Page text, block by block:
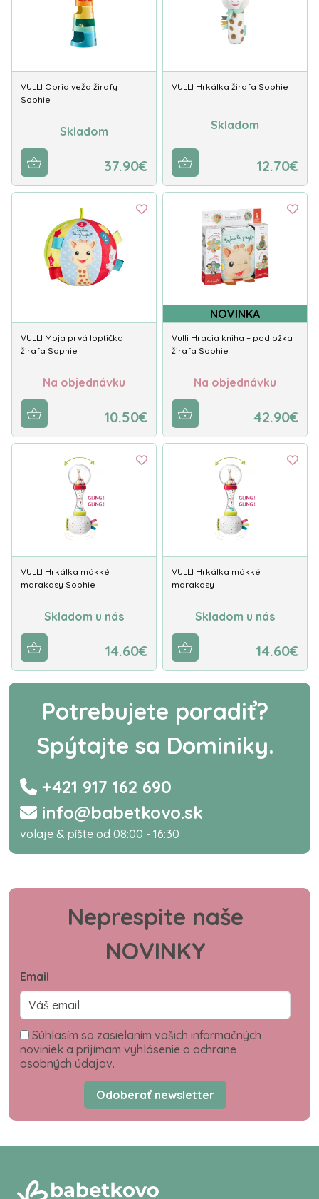
VULLI Obria veža žirafy
Sophie
Skladom
37.90€
VULLI Hrkálka žirafa Sophie
Skladom
12.70€
VULLI Moja prvá loptička
žirafa Sophie
Na objednávku
10.50€
NOVINKA
Vulli Hracia kniha – podložka
žirafa Sophie
Na objednávku
42.90€
VULLI Hrkálka mäkké
marakasy Sophie
Skladom u nás
14.60€
VULLI Hrkálka mäkké
marakasy
Skladom u nás
14.60€
Potrebujete poradiť?
Spýtajte sa Dominiky.
+421 917 162 690
info@babetkovo.sk
volaje & píšte od 08:00 - 16:30
Neprespite naše
NOVINKY
Email
Súhlasím so zasielaním vašich informačných
noviniek a prijímam vyhlásenie o ochrane
osobných údajov.
Odoberať newsletter